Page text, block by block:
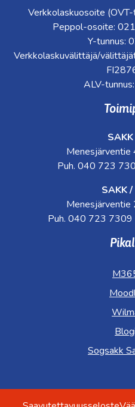
Verkkolaskuosoite
Peppol-osoite:
Y-tunnus:
Verkkolaskuvälittäjä/
ALV-
Puh. 040 723
SAKK
Puh. 040 723
Blogi
Sogsakk